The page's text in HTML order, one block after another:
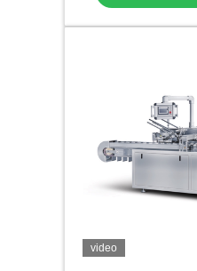
video